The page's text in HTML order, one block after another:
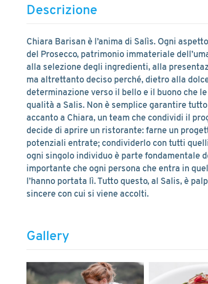
Descrizione
Chiara Barisan è l’anima di Salìs. Ogni
del Prosecco, patrimonio immateriale
alla selezione degli ingredienti, alla
ma altrettanto deciso perché, dietro alla
determinazione verso il bello e il buono che
qualità a Salis. Non è semplice garantire
accanto a Chiara, un team che condividi il
decide di aprire un ristorante: farne un
potenziali entrate; condividerlo con tutti
ogni singolo individuo è parte fondamentale
importante che ogni persona che entra in
l’hanno portata lì. Tutto questo, al Salis, è
sincere con cui si viene accolti.
Gallery